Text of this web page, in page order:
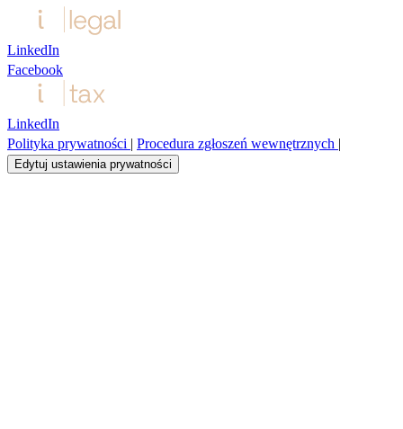
LinkedIn
Facebook
LinkedIn
Polityka prywatności | Procedura zgłoszeń wewnętrznych |
Edytuj ustawienia prywatności